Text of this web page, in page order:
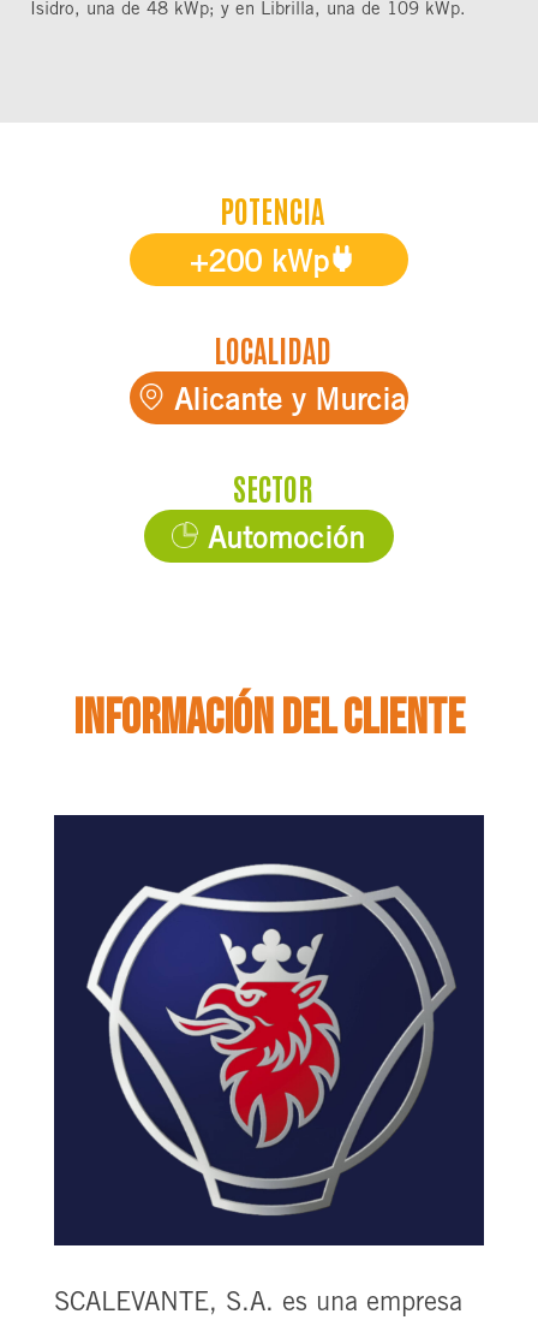
Isidro, una de 48 kWp; y en Librilla, una de 109 kWp.
POTENCIA
+200 kWp
LOCALIDAD
Alicante y Murcia
SECTOR
Automoción
Información del cliente
SCALEVANTE, S.A. es una empresa